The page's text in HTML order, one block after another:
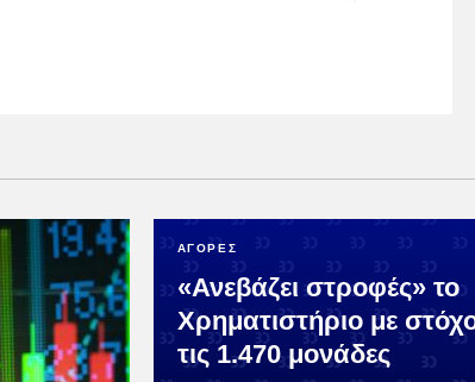
ΑΓΟΡΕΣ
«Ανεβάζει στροφές» το
Χρηματιστήριο με
τις 1.470 μονάδες